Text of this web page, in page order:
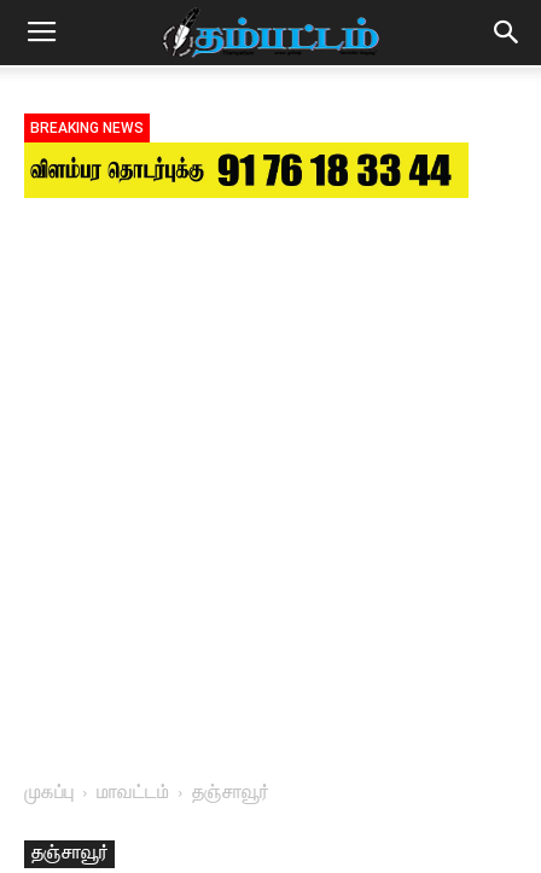
BREAKING NEWS
முகப்பு மாவட்டம் தஞ்சாவூர்
தஞ்சாவூர்